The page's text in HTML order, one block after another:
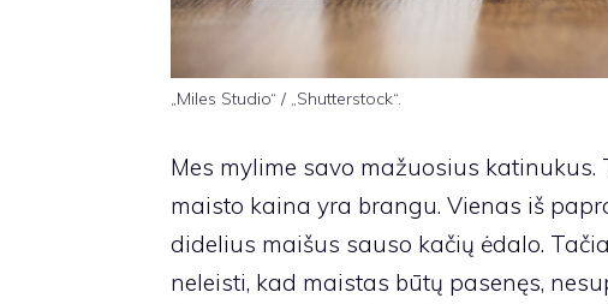
„Miles Studio“ / „Shutterstock“.
Mes mylime savo mažuosius
maisto kaina yra brangu. Vienas iš
didelius maišus sauso kačių ėdalo.
neleisti, kad maistas būtų pasenęs,